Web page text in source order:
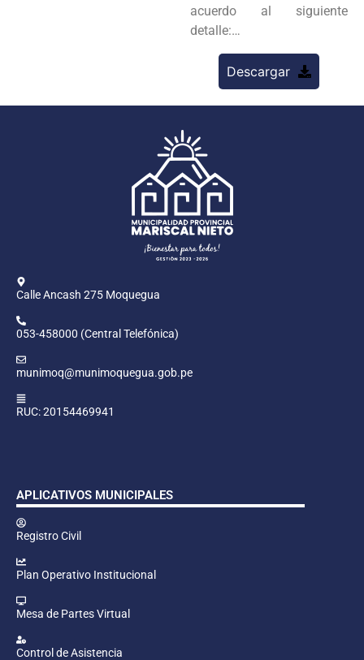
acuerdo al siguiente
detalle:…
Descargar
Calle Ancash 275 Moquegua
053-458000 (Central Telefónica)
munimoq@munimoquegua.gob.pe
RUC: 20154469941
APLICATIVOS MUNICIPALES
Registro Civil
Plan Operativo Institucional
Mesa de Partes Virtual
Control de Asistencia